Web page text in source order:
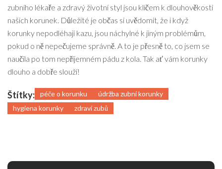
zubního lékaře a zdravý životní styl jsou klíčem k dlouhověkosti
našich korunek. Důležité je občas si uvědomit, že i když
korunky nepodléhají kazu, jsou náchylné k jiným problémům,
pokud o ně nepečujeme správně. A to je přesně to, co jsem se
naučila po tom nepříjemném pádu z kola. Tak ať vám korunky
dlouho a dobře slouží!
Štítky: péče o korunku
údržba zubní korunky
hygiena korunky
zdraví zubů